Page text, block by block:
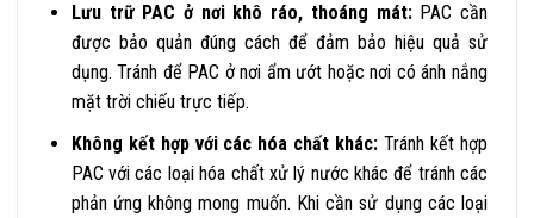
Lưu trữ PAC ở nơi khô ráo, thoáng mát:PAC cần
được bảo quản đúng cách để đảm bảo hiệu quả sử
dụng. Tránh để PAC ở nơi ẩm ướt hoặc nơi có ánh nắng
mặt trời chiếu trực tiếp.
Không kết hợp với các hóa chất khác: Tránh kết hợp
PAC với các loại hóa chất xử lý nước khác để tránh các
phản ứng không mong muốn. Khi cần sử dụng các loại